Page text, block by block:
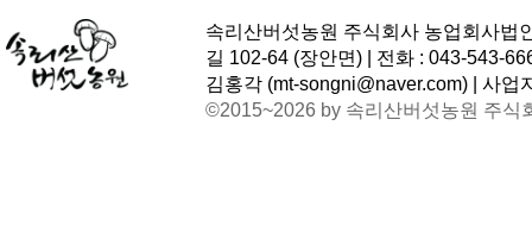
속리산버섯농원 주식회사 농업회사법
길 102-64 (장안면) | 전화 : 043-543-
김홍각 (mt-songni@naver.com) | 사업
©2015~2026 by 속리산버섯농원 주식